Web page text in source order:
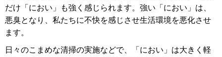
だけ「におい」も強く感じられます。強い「におい」は、
悪臭となり、私たちに不快を感じさせ生活環境を悪化させ
ます。
日々のこまめな清掃の実施などで、「におい」は大きく軽